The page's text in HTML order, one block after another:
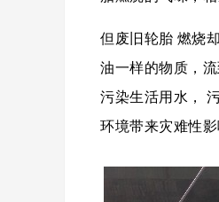
但 废旧轮胎 燃烧
油一样的物质，
污染生活用水，
环境带来灾难性